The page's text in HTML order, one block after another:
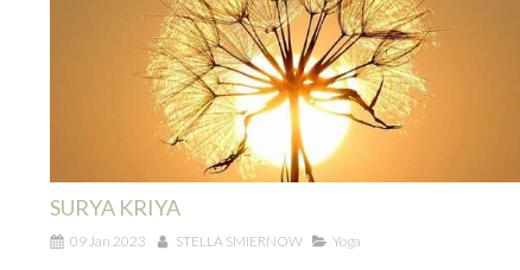
SURYA KRIYA
09 Jan 2023 STELLA SMIERNOW Yoga